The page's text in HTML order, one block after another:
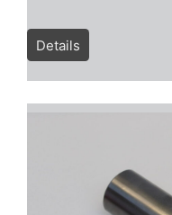
Details